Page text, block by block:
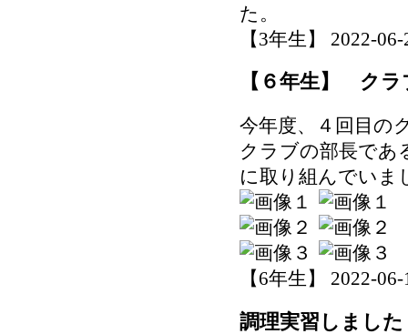
た。
【3年生】 2022-
【６年生】 クラ
今年度、４回目の
クラブの部長であ
に取り組んでいま
【6年生】 2022-
調理実習しまし